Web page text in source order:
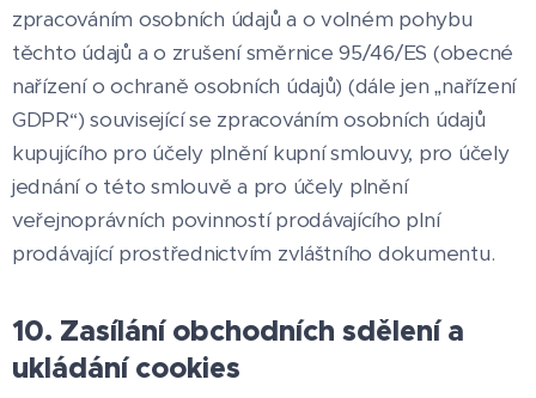
zpracováním osobních údajů a o volném pohybu
těchto údajů a o zrušení směrnice 95/46/ES (obecné
nařízení o ochraně osobních údajů) (dále jen „nařízení
GDPR“) související se zpracováním osobních údajů
kupujícího pro účely plnění kupní smlouvy, pro účely
jednání o této smlouvě a pro účely plnění
veřejnoprávních povinností prodávajícího plní
prodávající prostřednictvím zvláštního dokumentu.
10. Zasílání obchodních sdělení a
ukládání cookies